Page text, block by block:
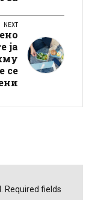
NEXT
ја
се
Required fields